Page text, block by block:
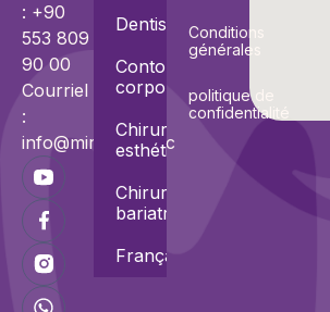
: +90
553 809
90 00
Courriel
:
info@miracle.clinic
Dentisterie
Contourage
corporel
Chirurgies
esthétiques
Chirurgies
bariatriques
Français
Conditions
générales
politique de
confidentialité